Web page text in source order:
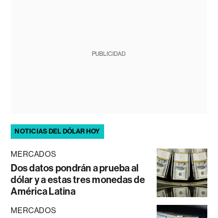
PUBLICIDAD
NOTICIAS DEL DÓLAR HOY
MERCADOS
Dos datos pondrán a prueba al
dólar y a estas tres monedas de
América Latina
MERCADOS